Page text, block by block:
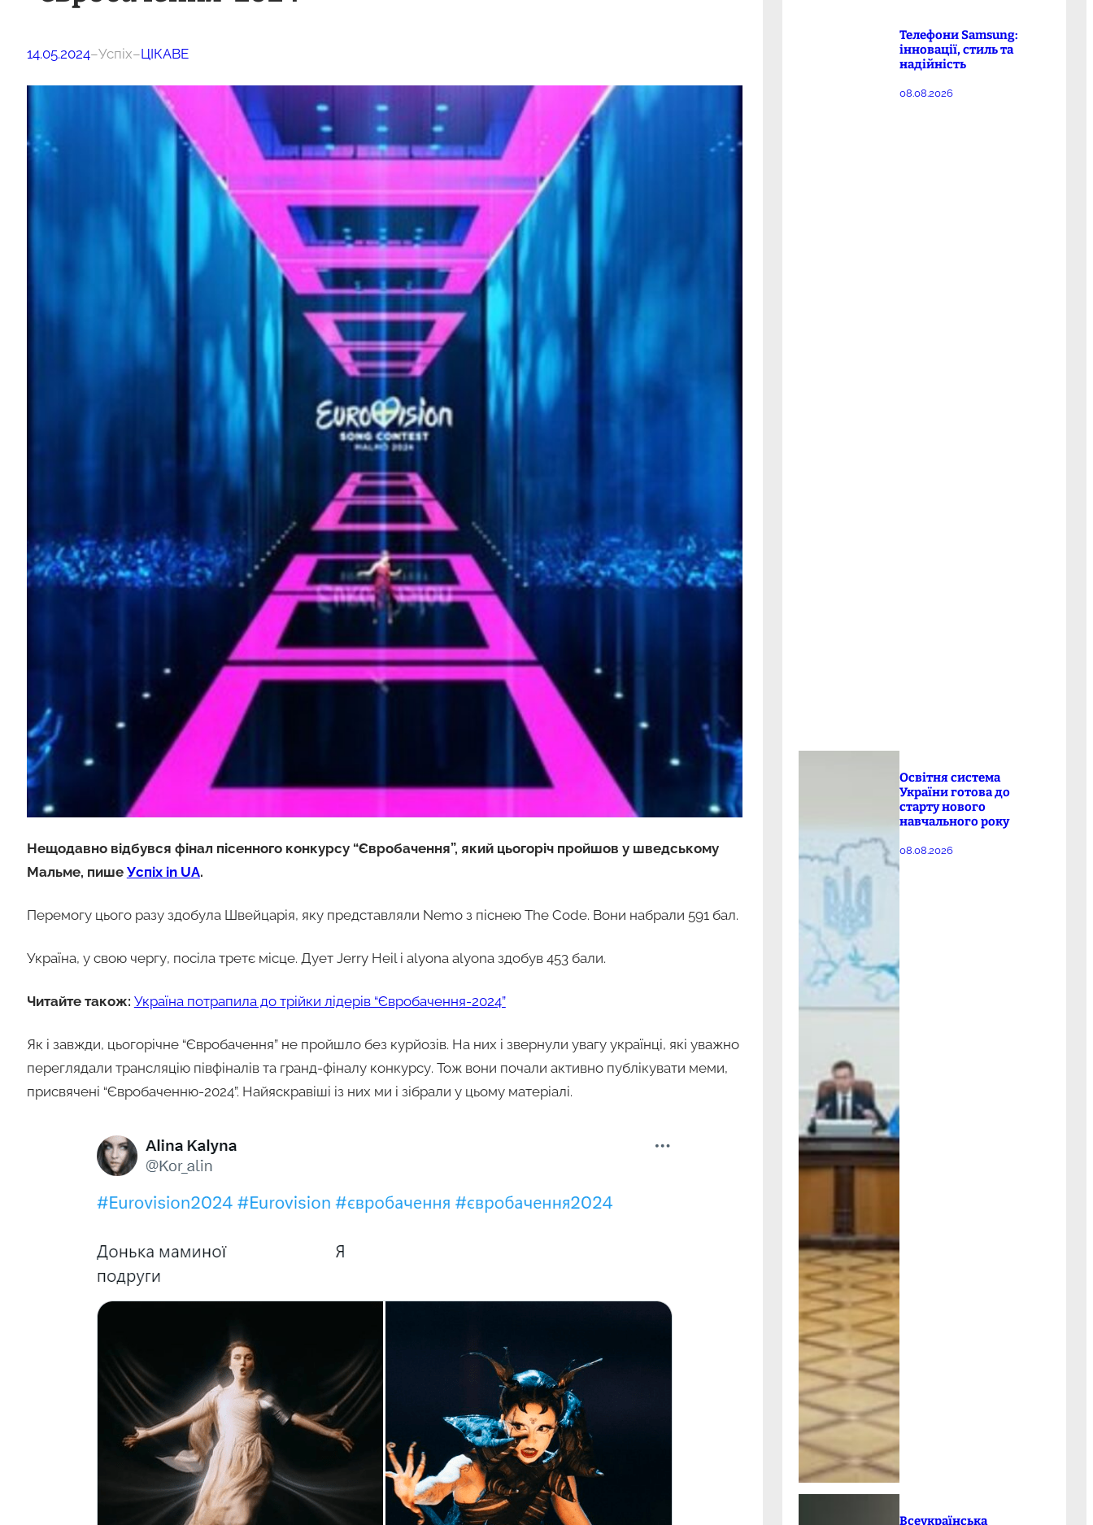
14.05.2024–Успіх–ЦІКАВЕ
Нещодавно відбувся фінал пісенного конкурсу “Євробачення”, який цьогоріч пройшов у шведському
Мальме, пише Успіх in UA.
Перемогу цього разу здобула Швейцарія, яку представляли Nemo з піснею The Code. Вони набрали 591 бал.
Україна, у свою чергу, посіла третє місце. Дует Jerry Heil і alyona alyona здобув 453 бали.
Читайте також: Україна потрапила до трійки лідерів “Євробачення-2024”
Як і завжди, цьогорічне “Євробачення” не пройшло без курйозів. На них і звернули увагу українці, які уважно
переглядали трансляцію півфіналів та гранд-фіналу конкурсу. Тож вони почали активно публікувати меми,
присвячені “Євробаченню-2024”. Найяскравіші із них ми і зібрали у цьому матеріалі.
Телефони Samsung:
інновації, стиль та
надійність
08.08.2026
Освітня система
України готова до
старту нового
навчального року
08.08.2026
Всеукраїнська